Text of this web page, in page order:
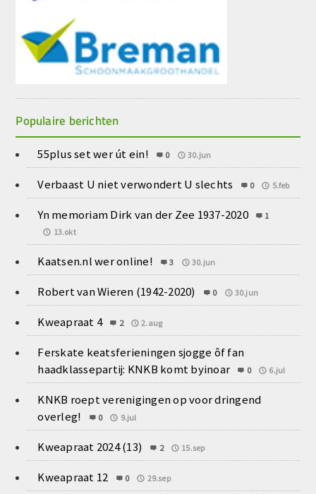
Populaire berichten
55plus set wer út ein! 0 30.jun
Verbaast U niet verwondert U slechts 0 5.feb
Yn memoriam Dirk van der Zee 1937-2020
1
13.okt
Kaatsen.nl wer online! 3 30.jun
Robert van Wieren (1942-2020) 0 30.jun
Kweapraat 4 2 2.aug
Ferskate keatsferieningen sjogge ôf fan
haadklassepartij: KNKB komt byinoar
0 6.jul
KNKB roept verenigingen op voor dringend
overleg!
0 9.jul
Kweapraat 2024 (13) 2 15.sep
Kweapraat 12 0 29.sep